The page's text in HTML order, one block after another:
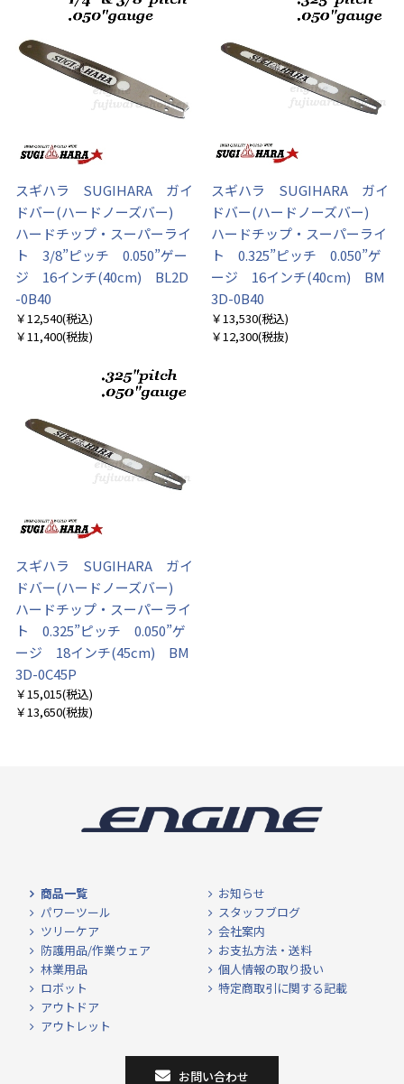
スギハラ SUGIHARA ガイ
ドバー(ハードノーズバー)
ハードチップ・スーパーライ
ト 3/8”ピッチ 0.050”ゲー
ジ 16インチ(40cm) BL2D
-0B40
￥12,540(税込)
￥11,400(税抜)
スギハラ SUGIHARA ガイ
ドバー(ハードノーズバー)
ハードチップ・スーパーライ
ト 0.325”ピッチ 0.050”ゲ
ージ 16インチ(40cm) BM
3D-0B40
￥13,530(税込)
￥12,300(税抜)
スギハラ SUGIHARA ガイ
ドバー(ハードノーズバー)
ハードチップ・スーパーライ
ト 0.325”ピッチ 0.050”ゲ
ージ 18インチ(45cm) BM
3D-0C45P
￥15,015(税込)
￥13,650(税抜)
商品一覧
パワーツール
ツリーケア
防護用品/作業ウェア
林業用品
ロボット
アウトドア
アウトレット
お知らせ
スタッフブログ
会社案内
お支払方法・送料
個人情報の取り扱い
特定商取引に関する記載
お問い合わせ